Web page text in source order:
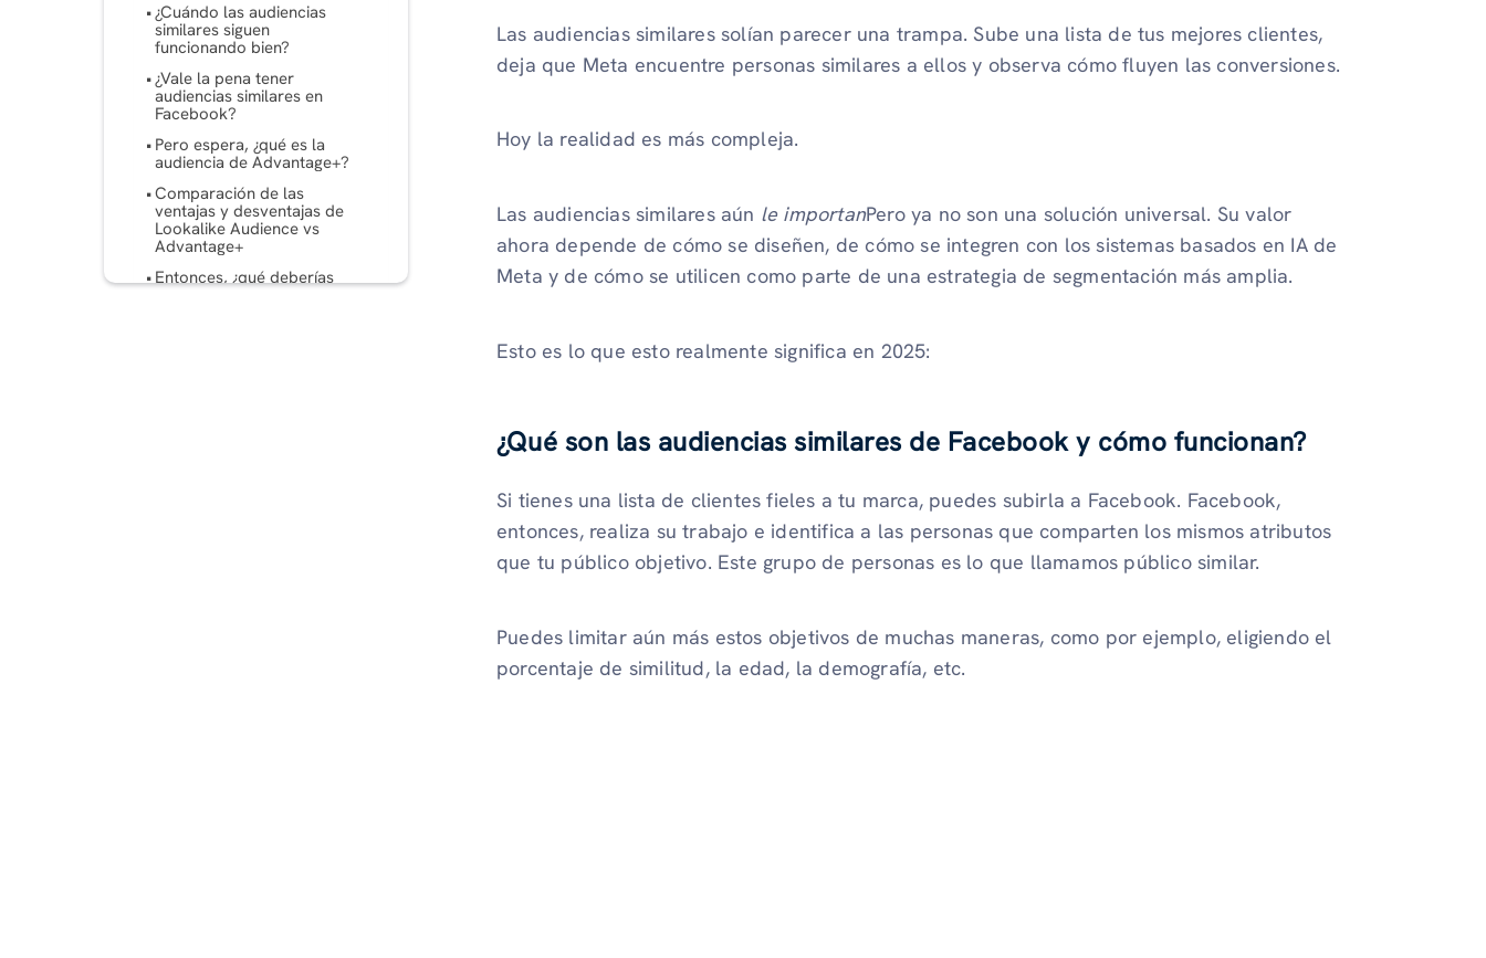
¿Cuándo las audiencias
similares siguen
funcionando bien?
¿Vale la pena tener
audiencias similares en
Facebook?
Pero espera, ¿qué es la
audiencia de Advantage+?
Comparación de las
ventajas y desventajas de
Lookalike Audience vs
Advantage+
Entonces, ¿qué deberías
Las audiencias similares solían parecer una trampa. Sube una lista de tus mejores clientes,
deja que Meta encuentre personas similares a ellos y observa cómo fluyen las conversiones.
Hoy la realidad es más compleja.
Las audiencias similares aún le importanPero ya no son una solución universal. Su valor
ahora depende de cómo se diseñen, de cómo se integren con los sistemas basados ​​en IA de
Meta y de cómo se utilicen como parte de una estrategia de segmentación más amplia.
Esto es lo que esto realmente significa en 2025:
¿Qué son las audiencias similares de Facebook y cómo funcionan?
Si tienes una lista de clientes fieles a tu marca, puedes subirla a Facebook. Facebook,
entonces, realiza su trabajo e identifica a las personas que comparten los mismos atributos
que tu público objetivo. Este grupo de personas es lo que llamamos público similar.
Puedes limitar aún más estos objetivos de muchas maneras, como por ejemplo, eligiendo el
porcentaje de similitud, la edad, la demografía, etc.